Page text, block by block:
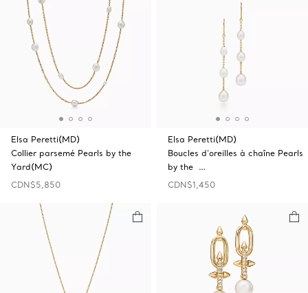
Elsa Peretti(MD)
Collier parsemé Pearls by the
Yard(MC)
CDN$5,850
Elsa Peretti(MD)
Boucles d’oreilles à chaîne Pearls
by the …
CDN$1,450